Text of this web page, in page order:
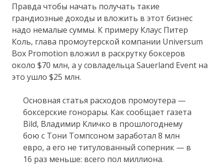
Правда чтобы начать получать такие
грандиозные доходы и вложить в этот бизнес
надо немалые суммы. К примеру Клаус Питер
Коль, глава промоутерской компании Universum
Box Promotion вложил в раскрутку боксеров
около $70 млн, а у совладельца Sauerland Event на
это ушло $25 млн.
Основная статья расходов промоутера —
боксерские гонорары. Как сообщает газета
Bild, Владимир Кличко в прошлогоднему
бою с Тони Томпсоном заработал 8 млн
евро, а его не титулованный соперник — в
16 раз меньше: всего пол миллиона.